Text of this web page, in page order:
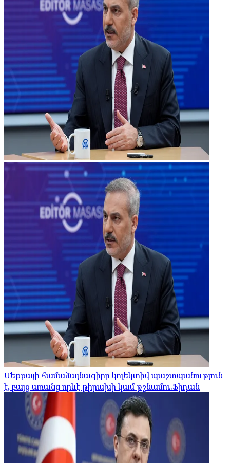
Մեքքայի համաձայնագիրը կոլեկտիվ պաշտպանություն
է, բայց առանց որևէ թիրախի կամ թշնամու.Ֆիդան